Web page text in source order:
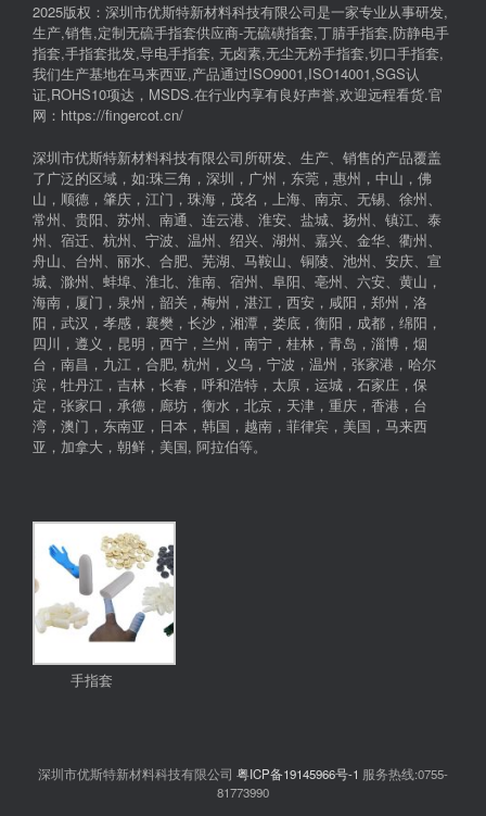
2025版权：深圳市优斯特新材料科技有限公司是一家专业从事研发,
生产,销售,定制无硫手指套供应商-无硫磺指套,丁腈手指套,防静电手
指套,手指套批发,导电手指套, 无卤素,无尘无粉手指套,切口手指套,
我们生产基地在马来西亚,产品通过ISO9001,ISO14001,SGS认
证,ROHS10项达，MSDS.在行业内享有良好声誉,欢迎远程看货.官
网：https://fingercot.cn/
深圳市优斯特新材料科技有限公司所研发、生产、销售的产品覆盖
了广泛的区域，如:珠三角，深圳，广州，东莞，惠州，中山，佛
山，顺德，肇庆，江门，珠海，茂名，上海、南京、无锡、徐州、
常州、贵阳、苏州、南通、连云港、淮安、盐城、扬州、镇江、泰
州、宿迁、杭州、宁波、温州、绍兴、湖州、嘉兴、金华、衢州、
舟山、台州、丽水、合肥、芜湖、马鞍山、铜陵、池州、安庆、宣
城、滁州、蚌埠、淮北、淮南、宿州、阜阳、亳州、六安、黄山，
海南，厦门，泉州，韶关，梅州，湛江，西安，咸阳，郑州，洛
阳，武汉，孝感，襄樊，长沙，湘潭，娄底，衡阳，成都，绵阳，
四川，遵义，昆明，西宁，兰州，南宁，桂林，青岛，淄博，烟
台，南昌，九江，合肥, 杭州，义乌，宁波，温州，张家港，哈尔
滨，牡丹江，吉林，长春，呼和浩特，太原，运城，石家庄，保
定，张家口，承德，廊坊，衡水，北京，天津，重庆，香港，台
湾，澳门，东南亚，日本，韩国，越南，菲律宾，美国，马来西
亚，加拿大，朝鲜，美国, 阿拉伯等。
手指套
深圳市优斯特新材料科技有限公司 粤ICP备19145966号-1 服务热线:0755-
81773990